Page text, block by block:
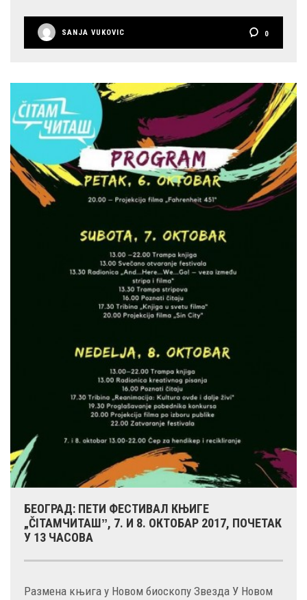
SANJA VUKOVIC 0
БЕОГРАД: ПЕТИ ФЕСТИВАЛ КЊИГЕ
„ČITAMЧИТАШˮ, 7. И 8. ОКТОБАР 2017, ПОЧЕТАК
У 13 ЧАСОВА
Размена књига у Новом биоскопу Звезда У Новом